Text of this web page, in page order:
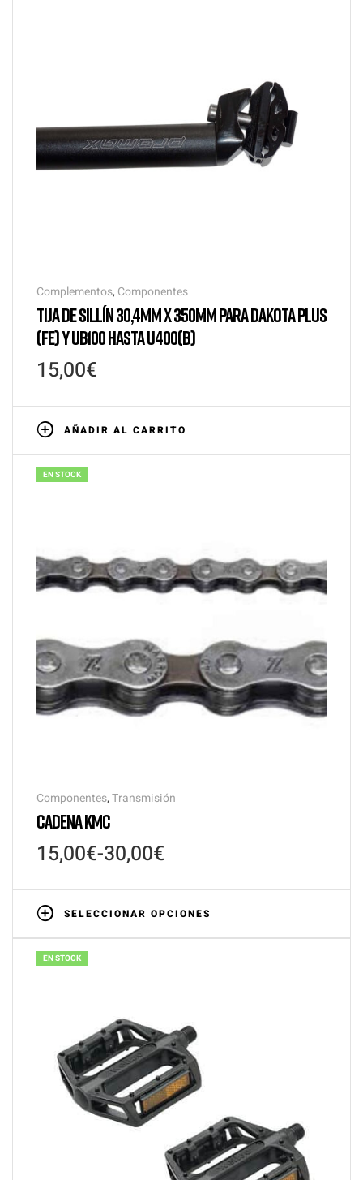
Complementos, Componentes
TIJA DE SILLÍN 30,4MM X 350MM PARA DAKOTA PLUS
(FE) Y UB100 HASTA U400(B)
15,00€
AÑADIR AL CARRITO
EN STOCK
Componentes,Transmisión
CADENA KMC
15,00€-30,00€
SELECCIONAR OPCIONES
EN STOCK